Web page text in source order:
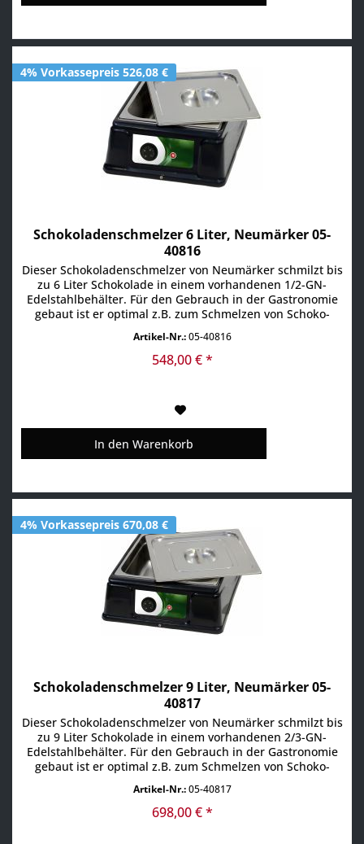
4% Vorkassepreis 526,08 €
Schokoladenschmelzer 6 Liter, Neumärker 05-
40816
Dieser Schokoladenschmelzer von Neumärker schmilzt bis
zu 6 Liter Schokolade in einem vorhandenen 1/2-GN-
Edelstahlbehälter. Für den Gebrauch in der Gastronomie
gebaut ist er optimal z.B. zum Schmelzen von Schoko-
Anschluss: 230 V / 130 W Produktdetails:
herausnehmbarer Edelstahlbehälter mit Deckeln der
Artikel-Nr.:05-40816
548,00 € *
In den Warenkorb
4% Vorkassepreis 670,08 €
Schokoladenschmelzer 9 Liter, Neumärker 05-
40817
Dieser Schokoladenschmelzer von Neumärker schmilzt bis
zu 9 Liter Schokolade in einem vorhandenen 2/3-GN-
Edelstahlbehälter. Für den Gebrauch in der Gastronomie
gebaut ist er optimal z.B. zum Schmelzen von Schoko-
Anschluss: 230 V / 200 W Produktdetails:
herausnehmbarer Edelstahlbehälter mit Deckeln der
Artikel-Nr.:05-40817
698,00 € *